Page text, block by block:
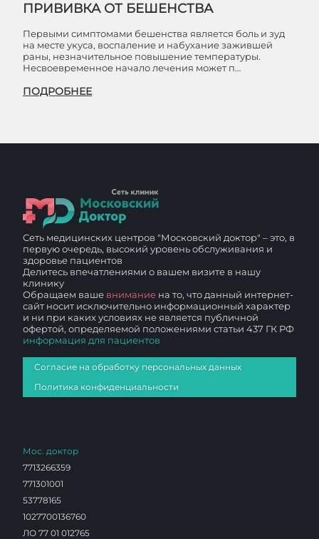
ПРИВИВКА ОТ БЕШЕНСТВА
Первыми симптомами бешенства является боль и зуд
на месте укуса, воспаление и набухание зажившей
раны, незначительное повышение температуры.
Несвоевременное начало лечения может п…
ПОДРОБНЕЕ
Сеть медицинских центров "Московский доктор" – это, в
первую очередь, высокий уровень обслуживания и
здоровье пациентов
Делитесь впечатлениями о вашем визите в нашу
клинику
Обращаем ваше внимание на то, что данный интернет-
сайт носит исключительно информационный характер
и ни при каких условиях не является публичной
офертой, определяемой положениями статьи 437 ГК РФ
информация для пациентов
Согласие на обработку персональных данных
Политика конфиденциальности
Мос. доктор
7713266359
771301001
53778165
1027700136760
ЛО 77 01 012765